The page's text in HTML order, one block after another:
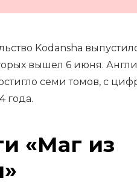
Kodansha
вышел 6 июня.
семи томов, с
года.
«Маг из